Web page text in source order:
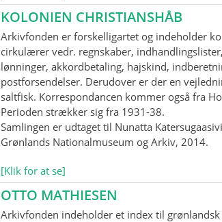
KOLONIEN CHRISTIANSHÅB
Arkivfonden er forskelligartet og indeholder
cirkulærer vedr. regnskaber,
lønninger, akkordbetaling, hajskind,
postforsendelser. Derudover er der en
saltfisk. Korrespondancen kommer også fra
Perioden strækker sig fra 1931-38.
Samlingen er udtaget til Nunatta
Grønlands Nationalmuseum og Arkiv, 2014.
[Klik for at se]
OTTO MATHIESEN
Arkivfonden indeholder et index til